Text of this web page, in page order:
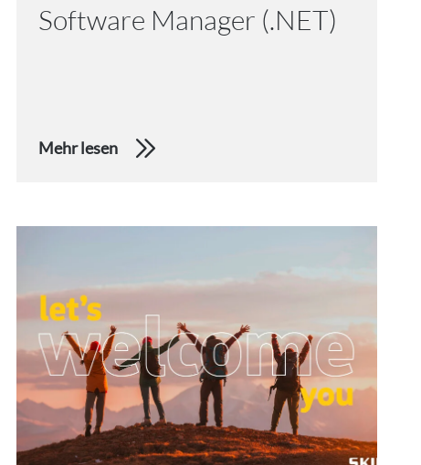
Software Manager (.NET)
Mehr lesen